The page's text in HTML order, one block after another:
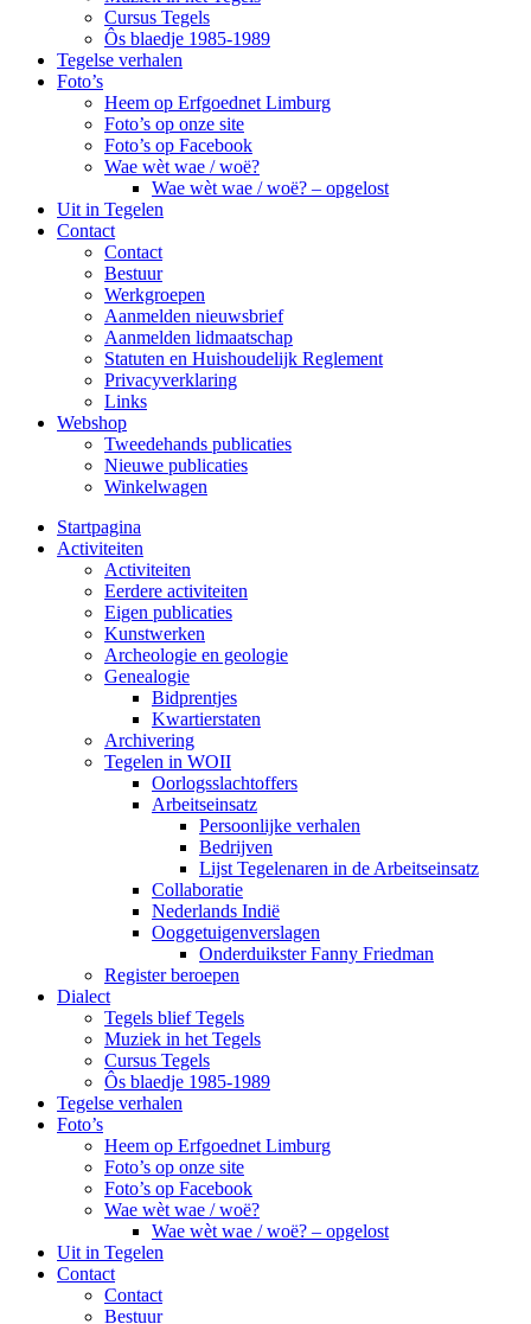
Cursus Tegels
Ôs blaedje 1985-1989
Tegelse verhalen
Foto’s
Heem op Erfgoednet Limburg
Foto’s op onze site
Foto’s op Facebook
Wae wèt wae / woë?
Wae wèt wae / woë? – opgelost
Uit in Tegelen
Contact
Contact
Bestuur
Werkgroepen
Aanmelden nieuwsbrief
Aanmelden lidmaatschap
Statuten en Huishoudelijk Reglement
Privacyverklaring
Links
Webshop
Tweedehands publicaties
Nieuwe publicaties
Winkelwagen
Startpagina
Activiteiten
Activiteiten
Eerdere activiteiten
Eigen publicaties
Kunstwerken
Archeologie en geologie
Genealogie
Bidprentjes
Kwartierstaten
Archivering
Tegelen in WOII
Oorlogsslachtoffers
Arbeitseinsatz
Persoonlijke verhalen
Bedrijven
Lijst Tegelenaren in de Arbeitseinsatz
Collaboratie
Nederlands Indië
Ooggetuigenverslagen
Onderduikster Fanny Friedman
Register beroepen
Dialect
Tegels blief Tegels
Muziek in het Tegels
Cursus Tegels
Ôs blaedje 1985-1989
Tegelse verhalen
Foto’s
Heem op Erfgoednet Limburg
Foto’s op onze site
Foto’s op Facebook
Wae wèt wae / woë?
Wae wèt wae / woë? – opgelost
Uit in Tegelen
Contact
Contact
Bestuur